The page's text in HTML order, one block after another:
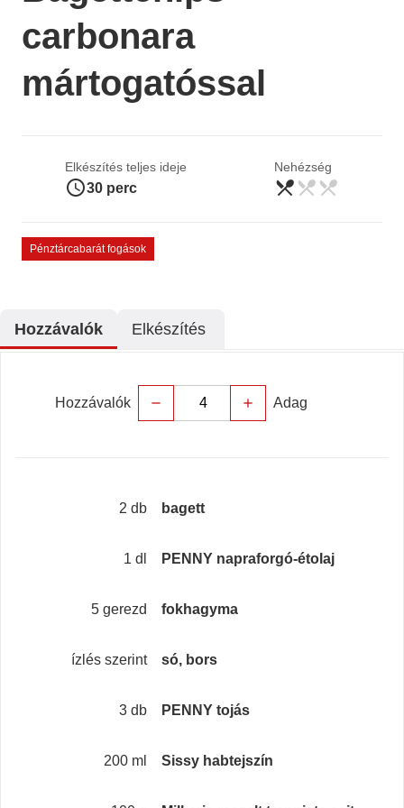
carbonara
mártogatóssal
Elkészítés teljes ideje
access_time30 perc
Nehézség
könnyű
restaurant_menu restaurant_menu restaurant_menu
Pénztárcabarát fogások
Hozzávalók Elkészítés
Hozzávalók remove add Adag
2 db bagett
1 dl PENNY napraforgó-étolaj
5 gerezd fokhagyma
ízlés szerint só, bors
3 db PENNY tojás
200 ml Sissy habtejszín